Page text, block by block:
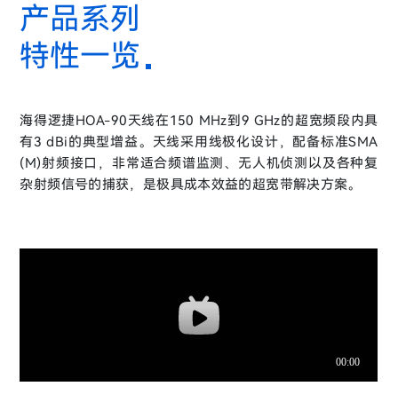
产品系列
特性一览
海得逻捷HOA-90天线在150 MHz到9 GHz的超宽频段内具
有3 dBi的典型增益。天线采用线极化设计，配备标准SMA
(M)射频接口，非常适合频谱监测、无人机侦测以及各种复
杂射频信号的捕获，是极具成本效益的超宽带解决方案。